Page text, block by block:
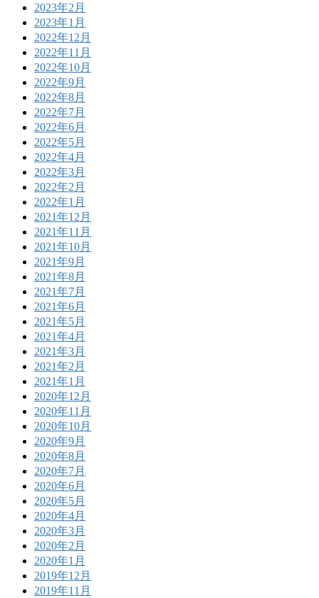
2023年2月
2023年1月
2022年12月
2022年11月
2022年10月
2022年9月
2022年8月
2022年7月
2022年6月
2022年5月
2022年4月
2022年3月
2022年2月
2022年1月
2021年12月
2021年11月
2021年10月
2021年9月
2021年8月
2021年7月
2021年6月
2021年5月
2021年4月
2021年3月
2021年2月
2021年1月
2020年12月
2020年11月
2020年10月
2020年9月
2020年8月
2020年7月
2020年6月
2020年5月
2020年4月
2020年3月
2020年2月
2020年1月
2019年12月
2019年11月